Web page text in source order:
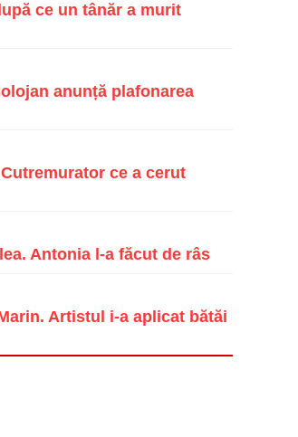
ce un tânăr a murit
anunță plafonarea
ce a cerut
Antonia l-a făcut de râs
Artistul i-a aplicat bătăi